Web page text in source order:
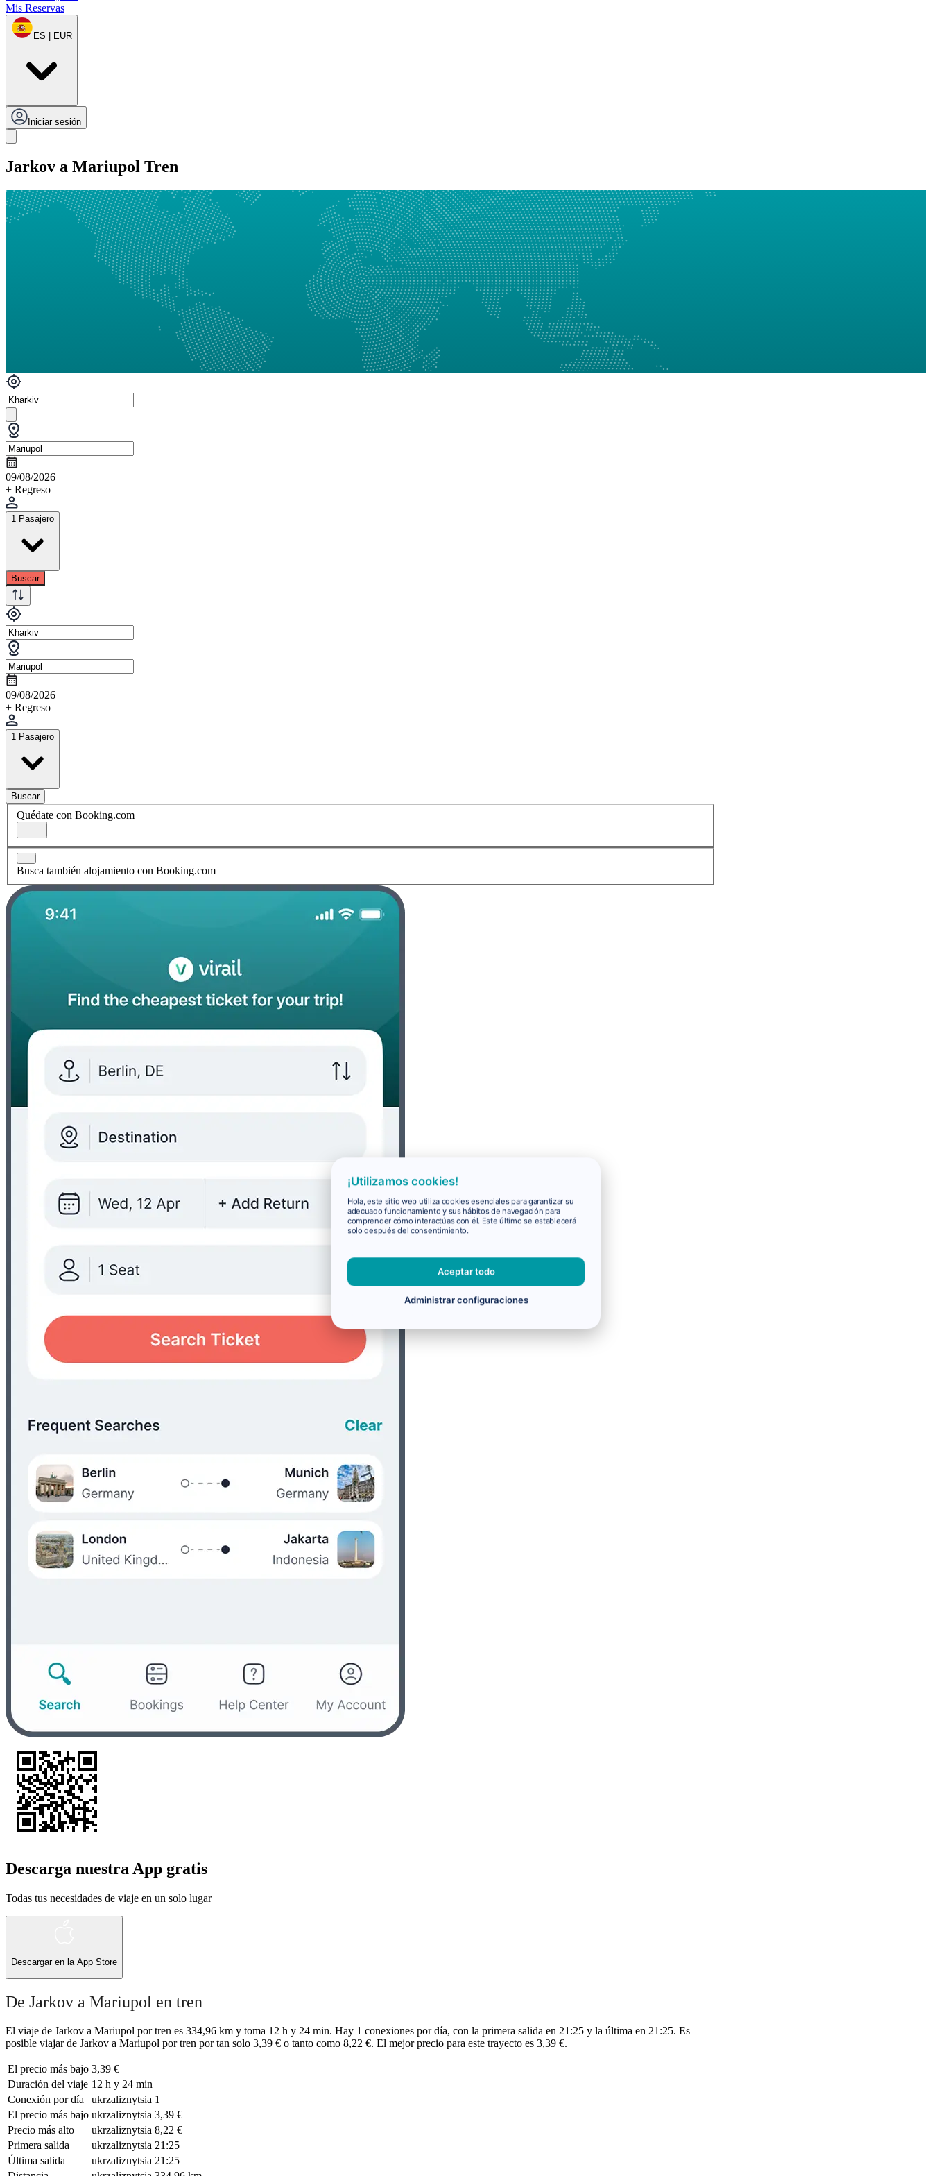
Mis Reservas
ES | EUR
Iniciar sesión
Jarkov a Mariupol Tren
09/08/2026
+ Regreso
1 Pasajero
Buscar
09/08/2026
+ Regreso
1 Pasajero
Buscar
Quédate con Booking.com
Busca también alojamiento con Booking.com
Descarga nuestra App gratis
Todas tus necesidades de viaje en un solo lugar
Descargar en la App Store
De Jarkov a Mariupol en tren
El viaje de Jarkov a Mariupol por tren es 334,96 km y toma 12 h y 24 min. Hay 1 conexiones por día, con la primera salida en 21:25 y la última en 21:25. Es
posible viajar de Jarkov a Mariupol por tren por tan solo 3,39 € o tanto como 8,22 €. El mejor precio para este trayecto es 3,39 €.
El precio más bajo 3,39 €
Duración del viaje 12 h y 24 min
Conexión por día
ukrzaliznytsia 1
El precio más bajo ukrzaliznytsia 3,39 €
Precio más alto
ukrzaliznytsia 8,22 €
Primera salida
ukrzaliznytsia 21:25
Última salida
ukrzaliznytsia 21:25
¡Utilizamos cookies!
Hola, este sitio web utiliza cookies esenciales para garantizar su
adecuado funcionamiento y sus hábitos de navegación para
comprender cómo interactúas con él. Este último se establecerá
solo después del consentimiento.
Aceptar todo
Administrar configuraciones